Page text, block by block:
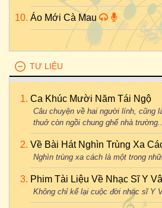
Áo Mới Cà Mau
TƯ LIỆU
Ca Khúc Mười Năm Tái Ngộ
Câu chuyện về hai người lính, cũng
thuở còn ngồi chung ghế nhà
Về Bài Hát Nghìn Trùng Xa
Nghìn trùng xa cách là một trong
Phim Tài Liệu Về Nhạc Sĩ Y
Không chỉ kể lại cuộc đời nhạc sĩ Y